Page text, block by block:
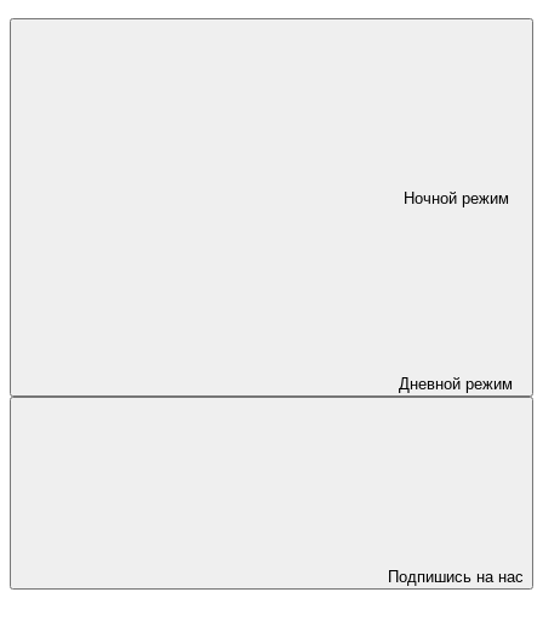
Ночной режим
Дневной режим
Подпишись на нас